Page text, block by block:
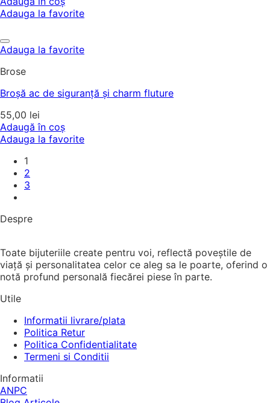
Adauga la favorite
Adauga la favorite
Brose
Broșă ac de siguranță și charm fluture
55,00 lei
Adaugă în coș
Adauga la favorite
1
2
3
Despre
Toate bijuteriile create pentru voi, reflectă poveștile de
viață și personalitatea celor ce aleg sa le poarte, oferind o
notă profund personală fiecărei piese în parte.
Utile
Informatii livrare/plata
Politica Retur
Politica Confidentialitate
Termeni si Conditii
Informatii
ANPC